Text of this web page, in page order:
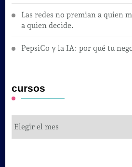
Las redes no premian a quien
a quien decide.
PepsiCo y la IA: por qué tu
cursos